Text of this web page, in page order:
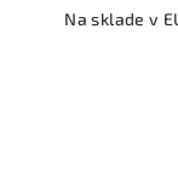
Na sklade v